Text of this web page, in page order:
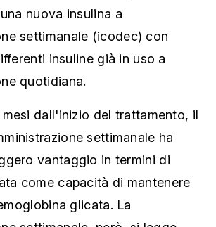
nuova insulina a
settimanale (icodec) con
insuline già in uso a
quotidiana.
dall'inizio del trattamento, il
settimanale ha
vantaggio in termini di
come capacità di mantenere
glicata. La